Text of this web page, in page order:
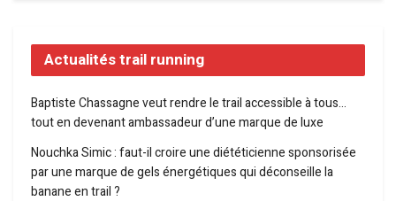
Actualités trail running
Baptiste Chassagne veut rendre le trail accessible à tous…
tout en devenant ambassadeur d’une marque de luxe
Nouchka Simic : faut-il croire une diététicienne sponsorisée
par une marque de gels énergétiques qui déconseille la
banane en trail ?